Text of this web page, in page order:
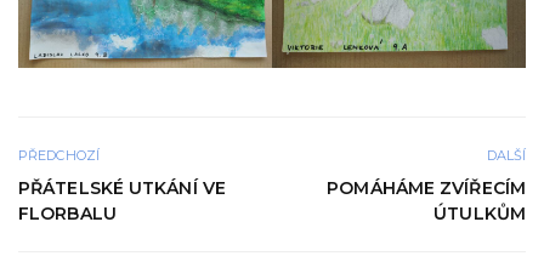
PŘEDCHOZÍ
PŘÁTELSKÉ UTKÁNÍ VE
FLORBALU
DALŠÍ
POMÁHÁME ZVÍŘECÍM
ÚTULKŮM